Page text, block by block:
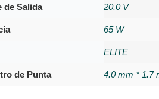
de Salida 20.0 V
65 W
ELITE
de Punta 4.0 mm * 1.7